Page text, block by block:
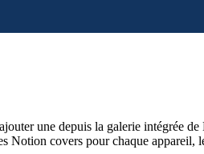
une depuis la galerie intégrée
covers pour chaque appareil,